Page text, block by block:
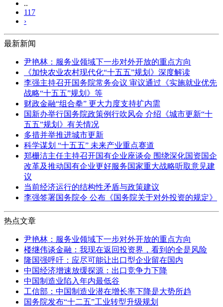
..
117
›
最新新闻
尹艳林：服务业领域下一步对外开放的重点方向
《加快农业农村现代化“十五五”规划》深度解读
李强主持召开国务院常务会议 审议通过《实施就业优先
战略“十五五”规划》等
财政金融“组合拳” 更大力度支持扩内需
国新办举行国务院政策例行吹风会 介绍《城市更新“十
五五”规划》有关情况
多措并举推进城市更新
科学谋划 “十五五” 未来产业重点赛道
郑栅洁主任主持召开国有企业座谈会 围绕深化国资国企
改革及推动国有企业更好服务国家重大战略听取意见建
议
当前经济运行的结构性矛盾与政策建议
李强签署国务院令 公布《国务院关于对外投资的规定》
热点文章
尹艳林：服务业领域下一步对外开放的重点方向
楼继伟谈金融：我现在返回投资界，看到的全是风险
隆国强呼吁：应尽可能让出口型企业留在国内
中国经济增速放缓探源：出口竞争力下降
中国制造业陷入年内最低谷
工信部：中国制造业潜在增长率下降是大势所趋
国务院发布“十二五”工业转型升级规划